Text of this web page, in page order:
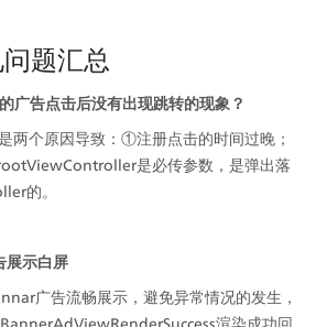
题汇总
广告点击后没有出现跳转的现象？
两个原因导致：①注册点击的时间过晚；
是必传参数，是弹出落
的。
展示白屏
广告流畅展示，避免异常情况的发生，